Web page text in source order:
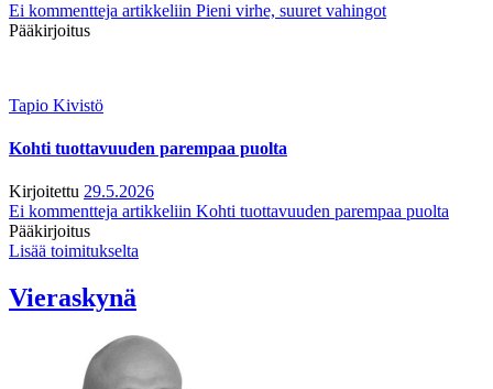
Ei kommentteja artikkeliin Pieni virhe, suuret vahingot
Pääkirjoitus
Tapio Kivistö
Kohti tuottavuuden parempaa puolta
Kirjoitettu 29.5.2026
Ei kommentteja artikkeliin Kohti tuottavuuden parempaa puolta
Pääkirjoitus
Lisää toimitukselta
Vieraskynä